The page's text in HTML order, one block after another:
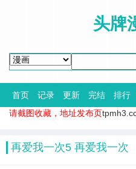
头牌
首页 记录 更新 完结 排行
请截图收藏，地址发布页
再爱我一次5 再爱我一次